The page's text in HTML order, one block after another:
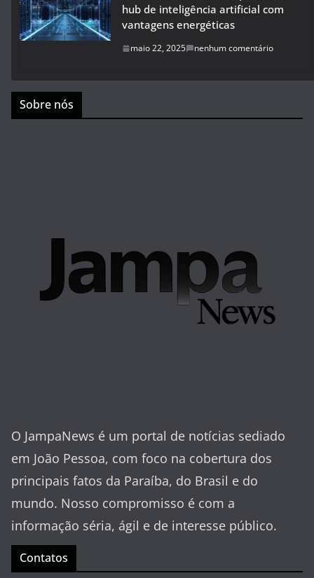
hub de inteligência artificial com
vantagens energéticas
maio 22, 2025 nenhum comentário
Sobre nós
O JampaNews é um portal de notícias sediado
em João Pessoa, com foco na cobertura dos
principais fatos da Paraíba, do Brasil e do
mundo. Nosso compromisso é com a
informação séria, ágil e de interesse público.
Contatos